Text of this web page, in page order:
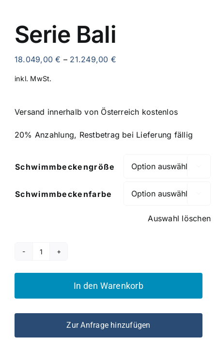
Serie Bali
18.049,00€ – 21.249,00 €
inkl. MwSt.
Versand innerhalb von Österreich kostenlos
20% Anzahlung, Restbetrag bei Lieferung fällig
Schwimmbeckengröße
Schwimmbeckenfarbe
Auswahl löschen
Serie
In den Warenkorb
Zur Anfrage hinzufügen